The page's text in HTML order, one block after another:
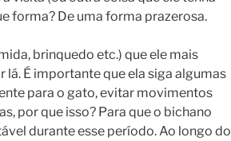
forma? De uma forma prazerosa.
brinquedo etc.) que ele mais
É importante que ela siga algumas
para o gato, evitar movimentos
por que isso? Para que o bichano
durante esse período. Ao longo do